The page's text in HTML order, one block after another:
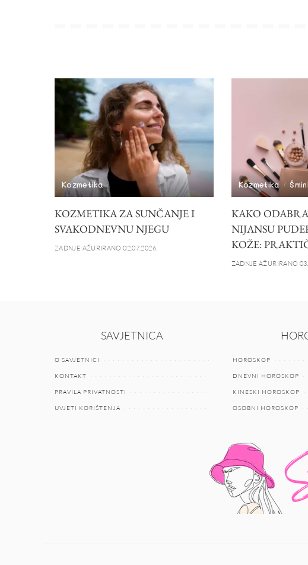
Kozmetika
KOZMETIKA ZA SUNČANJE I
SVAKODNEVNU NJEGU
ZADNJE AŽURIRANO 02.07.2026.
Kozmetika
KAKO
NIJANSU
KOŽE:
ZADNJE AŽURIRANO
SAVJETNICA
O SAVJETNICI
KONTAKT
PRAVILA PRIVATNOSTI
UVJETI KORIŠTENJA
HOROSKOP
DNEVNI HOROSKOP
KINESKI HOROSKOP
OSOBNI HOROSKOP